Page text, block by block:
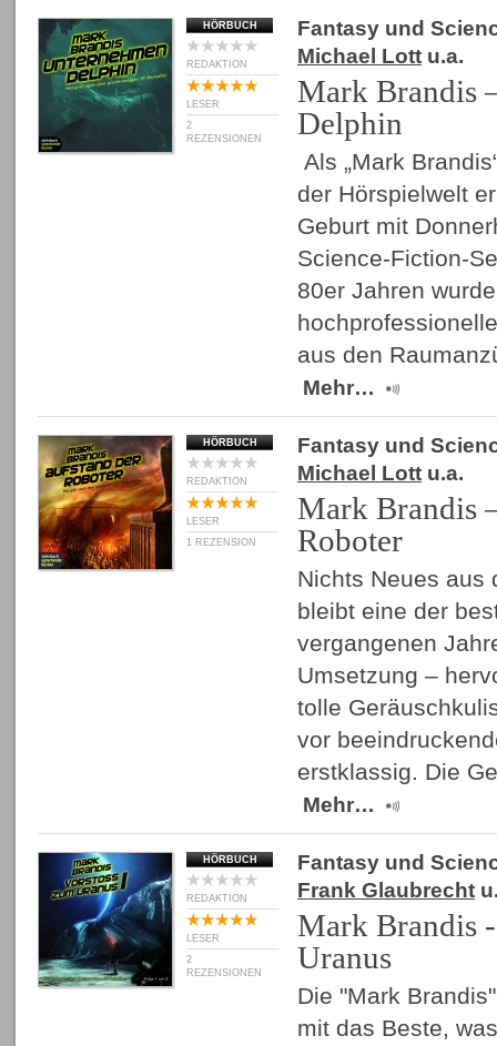
HÖRBUCH
REDAKTION
LESER
2
REZENSIONEN
Fantasy und
Michael Lott u.a.
Mark Brandis
Delphin
Als „Mark
der Hörspielwelt
Geburt mit
Science-Fiction-
80er Jahren
aus den
Mehr…
HÖRBUCH
REDAKTION
LESER
1 REZENSION
Fantasy und
Michael Lott u.a.
Mark Brandis
Roboter
Nichts Neues aus
bleibt eine der
vergangenen
Umsetzung –
tolle
vor
erstklassig. Die
Mehr…
HÖRBUCH
REDAKTION
LESER
2
REZENSIONEN
Fantasy und
Frank Glaubrecht
Mark Brandis
Uranus
Die "Mark
mit das Beste,